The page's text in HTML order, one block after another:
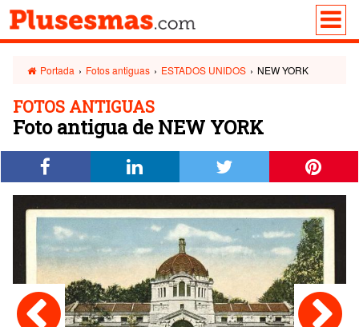
Portada › Fotos antiguas › ESTADOS UNIDOS › NEW YORK
FOTOS ANTIGUAS
Foto antigua de NEW YORK